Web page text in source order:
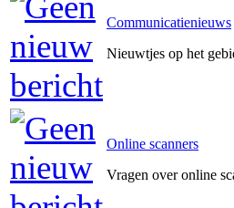
Communicatienieuws
Nieuwtjes op het
Online scanners
Vragen over online